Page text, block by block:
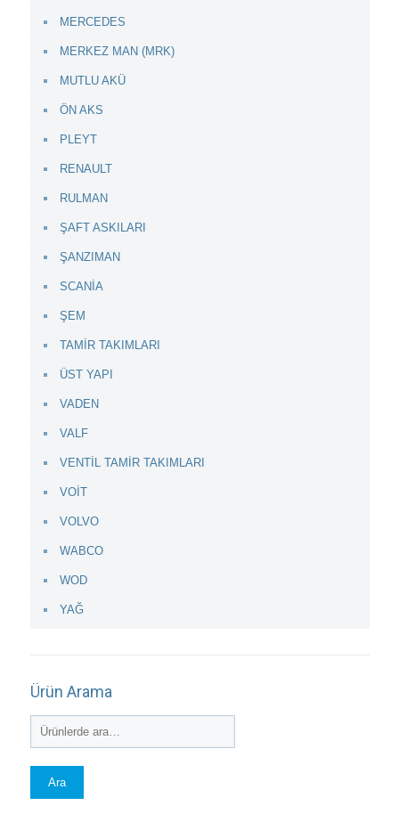
MERCEDES
MERKEZ MAN (MRK)
MUTLU AKÜ
ÖN AKS
PLEYT
RENAULT
RULMAN
ŞAFT ASKILARI
ŞANZIMAN
SCANİA
ŞEM
TAMİR TAKIMLARI
ÜST YAPI
VADEN
VALF
VENTİL TAMİR TAKIMLARI
VOİT
VOLVO
WABCO
WOD
YAĞ
Ürün Arama
Ara